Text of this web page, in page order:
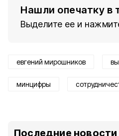
Нашли опечатку в
Выделите ее и
евгений мирошников
минцифры
Последние новости